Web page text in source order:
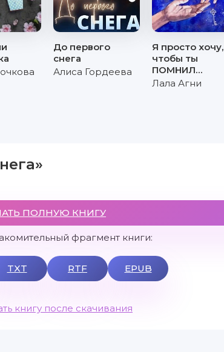
До первого
снега
Алиса Гордеева
Я просто хочу,
чтобы ты
ПОМНИЛ…
Лала Агни
ПОЛНУЮ КНИГУ
фрагмент книги:
TXT RTF EPUB
книгу после скачивания